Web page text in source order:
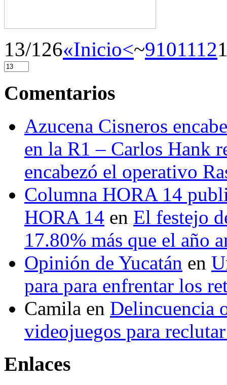
13/126«Inicio<~9101112
Comentarios
Azucena Cisneros
en la R1 – Carlos Hank
encabezó el operativo
Columna HORA 14
HORA 14 en El festejo
17.80% más que el año
Opinión de Yucatán en
para para enfrentar los
Camila en Delincuencia
videojuegos para
Enlaces